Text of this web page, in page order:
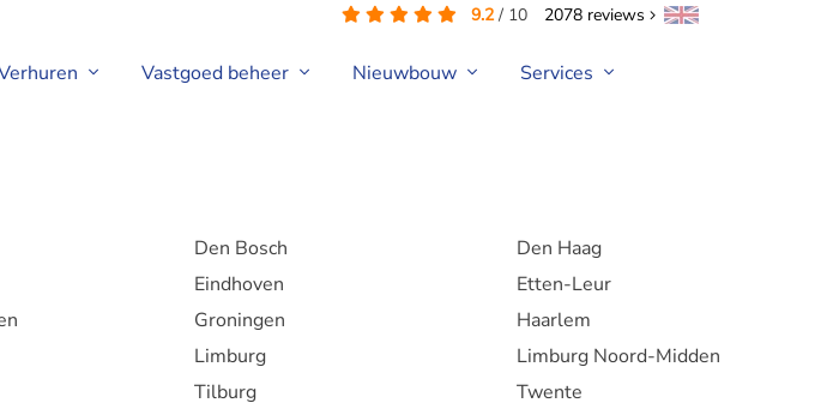
9.2/ 10 2078 reviews
Vastgoed beheer Nieuwbouw Services
Den Bosch
Den Haag
Eindhoven
Etten-Leur
Groningen
Haarlem
Limburg
Limburg Noord-Midden
Tilburg
Twente